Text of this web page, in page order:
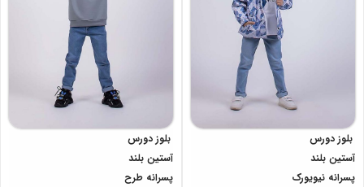
بلوز دورس
آستین بلند
پسرانه نیویورک
بلوز دورس
آستین بلند
پسرانه طرح